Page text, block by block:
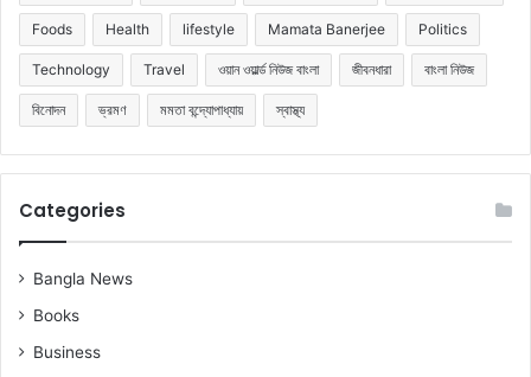
Foods Health lifestyle Mamata Banerjee Politics
Technology Travel ওয়ান ওয়ার্ল্ড নিউজ বাংলা জীবনধারা বাংলা নিউজ
বিনোদন ভ্রমণ মমতা বন্দ্যোপাধ্যায় স্বাস্থ্য
Categories
Bangla News
Books
Business